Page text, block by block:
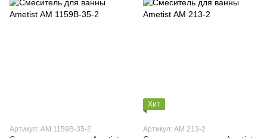
Артикул: АМ 1159B-35-2
Хит
Артикул: АМ 213-2